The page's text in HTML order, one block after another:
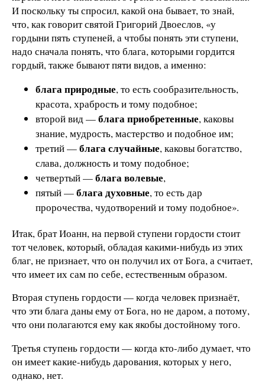
И поскольку ты спросил, какой она бывает, то знай,
что, как говорит святой Григорий Двоеслов, «у
гордыни пять ступеней, а чтобы понять эти ступени,
надо сначала понять, что блага, которыми гордится
гордый, также бывают пяти видов, а именно:
блага природные, то есть сообразительность,
красота, храбрость и тому подобное;
второй вид —блага приобретенные, каковы
знание, мудрость, мастерство и подобное им;
третий —блага случайные, каковы богатство,
слава, должность и тому подобное;
четвертый —блага волевые,
пятый —блага духовные, то есть дар
пророчества, чудотворений и тому подобное».
Итак, брат Иоанн, на первой ступени гордости стоит
тот человек, который, обладая какими-нибудь из этих
благ, не признает, что он получил их от Бога, а считает,
что имеет их сам по себе, естественным образом.
Вторая ступень гордости — когда человек признаёт,
что эти блага даны ему от Бога, но не даром, а потому,
что они полагаются ему как якобы достойному того.
Третья ступень гордости — когда кто-либо думает, что
он имеет какие-нибудь дарования, которых у него,
однако, нет.